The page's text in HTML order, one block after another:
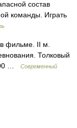
состав
команды. Играть
фильме. II м.
Толковый
…
Современный